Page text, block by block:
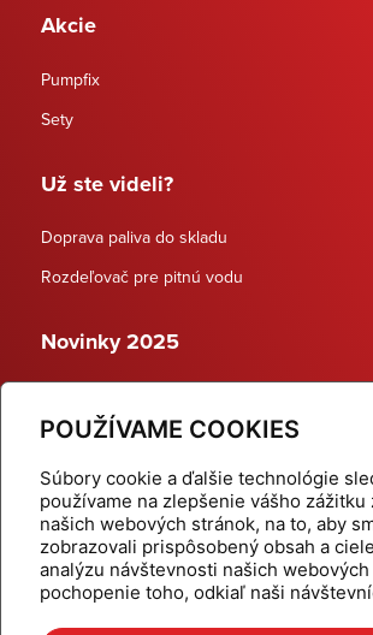
POUŽÍVAME COOKIES
Súbory cookie a ďalšie technológie
používame na zlepšenie vášho zážitku
našich webových stránok, na to, aby
zobrazovali prispôsobený obsah a
analýzu návštevnosti našich
pochopenie toho, odkiaľ naši
Akcie
Pumpfix
Sety
Už ste videli?
Doprava paliva do skladu
Rozdeľovač pre pitnú vodu
Novinky 2025
Dynamické termostatické ventily
Domov
Produkty
Aktuality
Odber